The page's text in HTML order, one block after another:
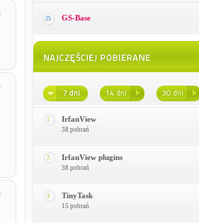
25 GS-Base
1 IrfanView
38 pobrań
2 IrfanView plugins
38 pobrań
3 TinyTask
15 pobrań